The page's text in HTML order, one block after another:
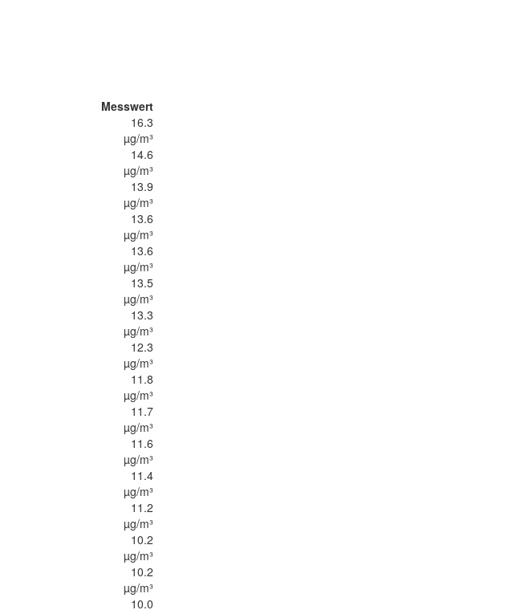
Messwert
16.3
µg/m³
14.6
µg/m³
13.9
µg/m³
13.6
µg/m³
13.6
µg/m³
13.5
µg/m³
13.3
µg/m³
12.3
µg/m³
11.8
µg/m³
11.7
µg/m³
11.6
µg/m³
11.4
µg/m³
11.2
µg/m³
10.2
µg/m³
10.2
µg/m³
10.0